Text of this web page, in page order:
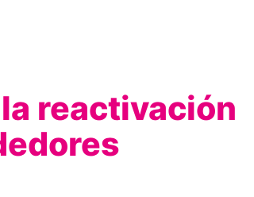
reactivación